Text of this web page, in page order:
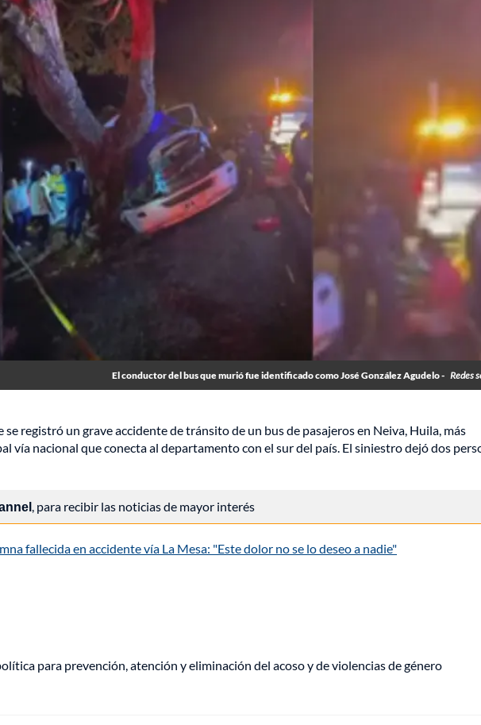
El conductor del bus que murió fue identificado como José González Agudelo - Redes
registró un grave accidente de tránsito de un bus de pasajeros en Neiva, Huila, más
vía nacional que conecta al departamento con el sur del país. El siniestro dejó dos
, para recibir las noticias de mayor interés
fallecida en accidente vía La Mesa: "Este dolor no se lo deseo a nadie"
para prevención, atención y eliminación del acoso y de violencias de género